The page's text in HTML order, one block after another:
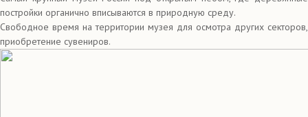
постройки органично вписываются в природную среду.
Свободное время на территории музея для осмотра других секторов,
приобретение сувениров.